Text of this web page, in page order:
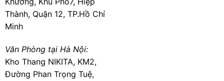
Thành, Quận 12, TP.Hồ Chí
Minh
Văn Phòng tại Hà Nội:
Kho Thang NIKITA, KM2,
Đường Phan Trọng Tuệ,